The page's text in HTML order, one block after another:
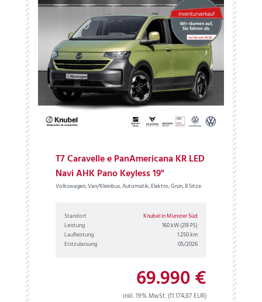
T7 Caravelle e PanAmericana KR LED
Navi AHK Pano Keyless 19"
Volkswagen, Van/Kleinbus, Automatik, Elektro, Grün, 8 Sitze
Standort
Knubel in Münster Süd
Leistung
160 kW(218 PS)
Laufleistung
1.250 km
Erstzulassung
05/2026
69.990 €
inkl. 19% MwSt. (11.174,87 EUR)